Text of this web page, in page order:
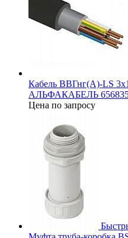
Кабель ВВГнг(А)-LS
АЛЬФАКАБЕЛЬ
Цена по запросу